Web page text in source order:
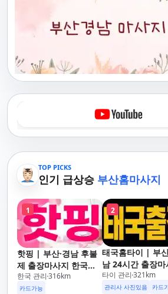
TOP PICKS
인기 급상승 부산홈마사지
1
핫핑 | 부산·경남 후불
제 출장마사지 한국인
관리사
한국 관리 316km
카드가능
2
태국홈타이 | 부
남 24시간 출장마
후불제/해운대,사
안리,남포동,구포
타이 관리 321km
관리사 사진있음 카드